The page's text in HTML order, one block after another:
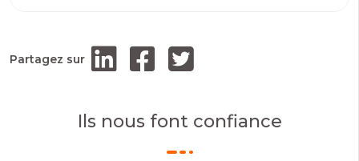
Partagez sur
Ils nous font confiance